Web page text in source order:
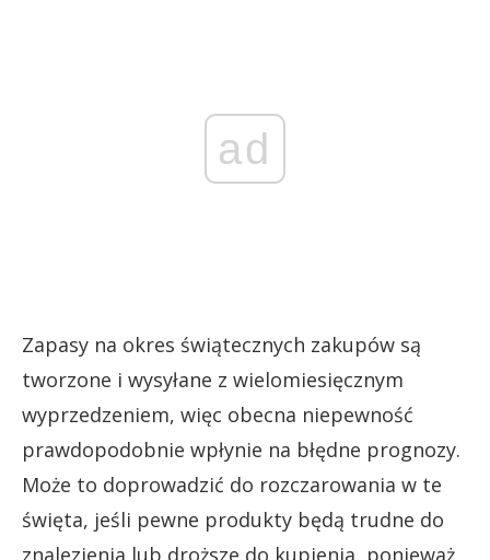
ad
Zapasy na okres świątecznych zakupów są
tworzone i wysyłane z wielomiesięcznym
wyprzedzeniem, więc obecna niepewność
prawdopodobnie wpłynie na błędne prognozy.
Może to doprowadzić do rozczarowania w te
święta, jeśli pewne produkty będą trudne do
znalezienia lub droższe do kupienia, ponieważ